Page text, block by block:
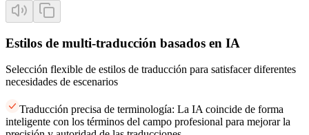
Estilos de multi-traducción basados en IA
Selección flexible de estilos de traducción para satisfacer diferentes
necesidades de escenarios
Traducción precisa de terminología: La IA coincide de forma
inteligente con los términos del campo profesional para mejorar la